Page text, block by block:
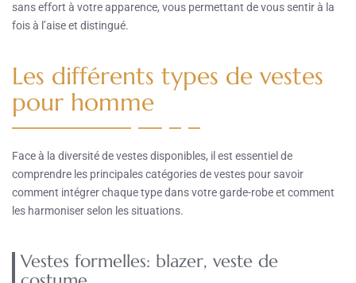
sans effort à votre apparence, vous permettant de vous sentir à la
fois à l’aise et distingué.
Les différents types de vestes
pour homme
Face à la diversité de vestes disponibles, il est essentiel de
comprendre les principales catégories de vestes pour savoir
comment intégrer chaque type dans votre garde-robe et comment
les harmoniser selon les situations.
Vestes formelles: blazer, veste de